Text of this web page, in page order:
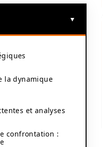
la dynamique
et analyses
confrontation :